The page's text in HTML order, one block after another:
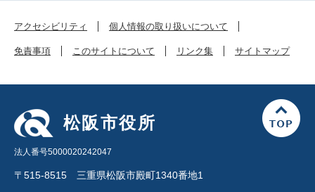
アクセシビリティ 個人情報の取り扱いについて
免責事項 このサイトについて リンク集 サイトマップ
松阪市役所
法人番号5000020242047
〒515-8515 三重県松阪市殿町1340番地1